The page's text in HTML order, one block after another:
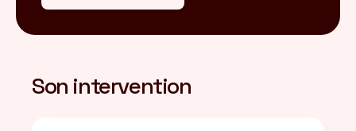
Son intervention